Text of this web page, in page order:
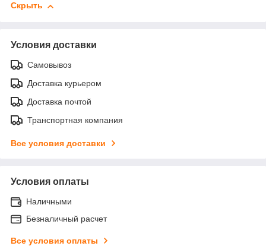
Скрыть
Условия доставки
Самовывоз
Доставка курьером
Доставка почтой
Транспортная компания
Все условия доставки
Условия оплаты
Наличными
Безналичный расчет
Все условия оплаты